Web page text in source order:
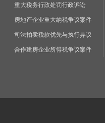
重大税务行政处罚行政诉讼
房地产企业重大纳税争议案件
司法拍卖税款优先与执行异议
合作建房企业所得税争议案件